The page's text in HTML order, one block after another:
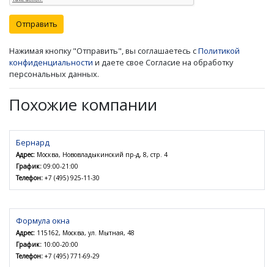
Отправить
Нажимая кнопку "Отправить", вы соглашаетесь сПолитикой
конфиденциальности и даете свое Согласие на обработку
персональных данных.
Похожие компании
Бернард
Адрес: Москва, Нововладыкинский пр-д, 8, стр. 4
График: 09:00-21:00
Телефон: +7 (495) 925-11-30
Формула окна
Адрес: 115162, Москва, ул. Мытная, 48
График: 10:00-20:00
Телефон: +7 (495) 771-69-29